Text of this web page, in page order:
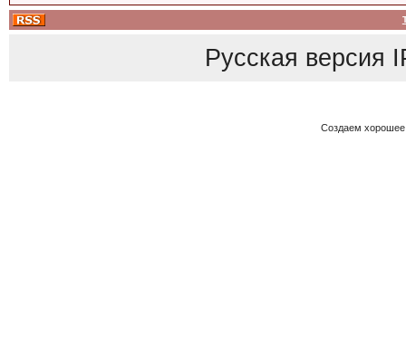
Русская версия
Создаем